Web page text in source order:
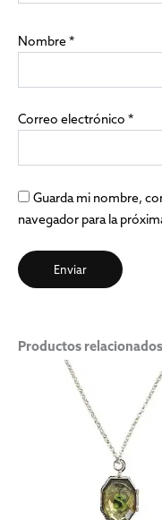
Nombre*
Correo electrónico *
Guarda mi nombre,
navegador para la
Productos relacionados